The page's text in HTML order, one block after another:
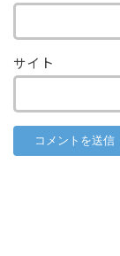
サイト